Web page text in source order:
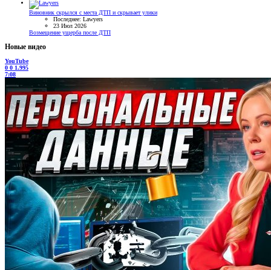
Виновник скрылся с места ДТП и скрывает улики
Последнее: Lawyers
23 Июл 2026
Возмещение ущерба после ДТП
Новые видео
YouTube
0 0 1.995
7:08